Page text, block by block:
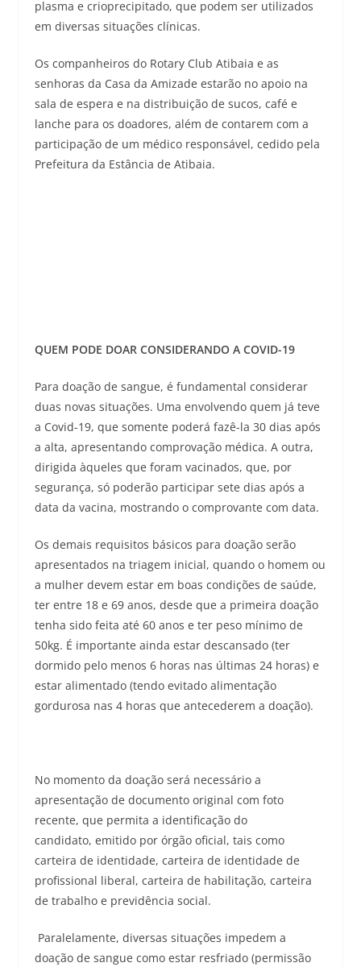
plasma e crioprecipitado, que podem ser utilizados
em diversas situações clínicas.
Os companheiros do Rotary Club Atibaia e as
senhoras da Casa da Amizade estarão no apoio na
sala de espera e na distribuição de sucos, café e
lanche para os doadores, além de contarem com a
participação de um médico responsável, cedido pela
Prefeitura da Estância de Atibaia.
QUEM PODE DOAR CONSIDERANDO A COVID-19
Para doação de sangue, é fundamental considerar
duas novas situações. Uma envolvendo quem já teve
a Covid-19, que somente poderá fazê-la 30 dias após
a alta, apresentando comprovação médica. A outra,
dirigida àqueles que foram vacinados, que, por
segurança, só poderão participar sete dias após a
data da vacina, mostrando o comprovante com data.
Os demais requisitos básicos para doação serão
apresentados na triagem inicial, quando o homem ou
a mulher devem estar em boas condições de saúde,
ter entre 18 e 69 anos, desde que a primeira doação
tenha sido feita até 60 anos e ter peso mínimo de
50kg. É importante ainda estar descansado (ter
dormido pelo menos 6 horas nas últimas 24 horas) e
estar alimentado (tendo evitado alimentação
gordurosa nas 4 horas que antecederem a doação).
No momento da doação será necessário a
apresentação de documento original com foto
recente, que permita a identificação do
candidato, emitido por órgão oficial, tais como
carteira de identidade, carteira de identidade de
profissional liberal, carteira de habilitação, carteira
de trabalho e previdência social.
Paralelamente, diversas situações impedem a
doação de sangue como estar resfriado (permissão